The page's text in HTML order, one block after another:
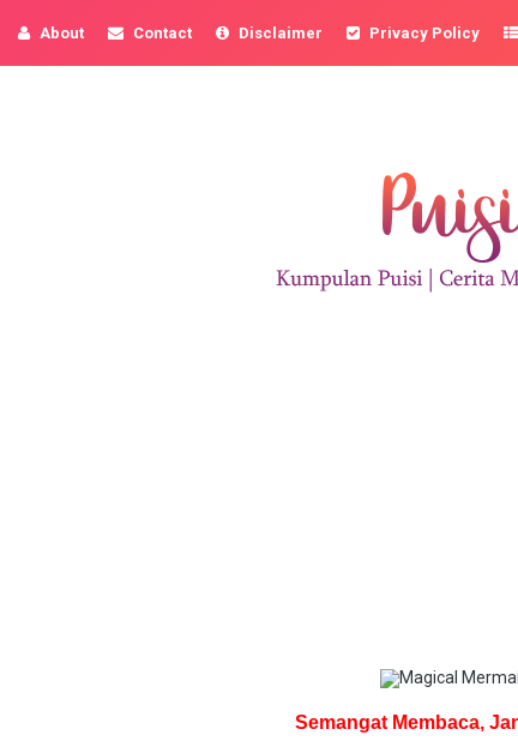
About Contact Disclaimer Privacy Policy
Semangat Membaca,